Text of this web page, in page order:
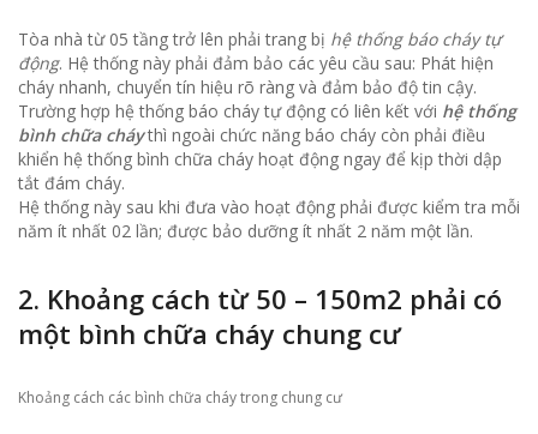
Tòa nhà từ 05 tầng trở lên phải trang bị hệ thống báo cháy tự
động. Hệ thống này phải đảm bảo các yêu cầu sau: Phát hiện
cháy nhanh, chuyển tín hiệu rõ ràng và đảm bảo độ tin cậy.
Trường hợp hệ thống báo cháy tự động có liên kết với hệ thống
bình chữa cháythì ngoài chức năng báo cháy còn phải điều
khiển hệ thống bình chữa cháy hoạt động ngay để kịp thời dập
tắt đám cháy.
Hệ thống này sau khi đưa vào hoạt động phải được kiểm tra mỗi
năm ít nhất 02 lần; được bảo dưỡng ít nhất 2 năm một lần.
2. Khoảng cách từ 50 – 150m2 phải có
một bình chữa cháy chung cư
Khoảng cách các bình chữa cháy trong chung cư